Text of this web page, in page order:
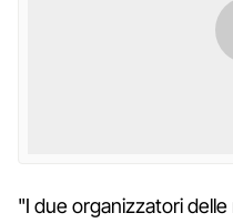
"I due organizzatori